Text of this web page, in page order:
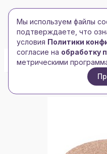
Toggle navigation
Toggle navigation
БРЕНД-
Главная/Чашки, кружки,
Мы используем файлы
подтверждаете, что
условия Политики
согласие на обработку
метрическими